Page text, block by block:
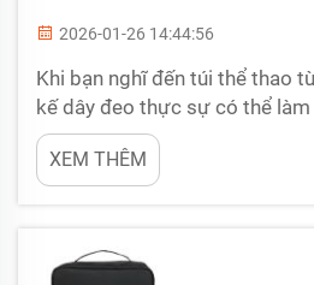
2026-01-26 14:44:56
Khi bạn nghĩ đến túi thể thao
kế dây đeo thực sự có thể
mọi thứ. Bạn biết rằng nếu
thiết bị thể thao hoặc đồ du
đảm bảo cảm giác thoải mái
XEM THÊM